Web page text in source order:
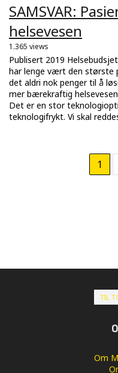
SAMSVAR:
helsevesen
1.365 views
Publisert 2019
har lenge vært den største
det aldri nok penger til å
mer bærekraftig
Det er en stor
teknologifrykt. Vi skal
1
TIL
Om